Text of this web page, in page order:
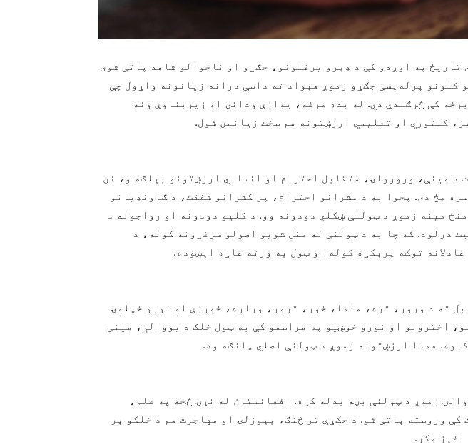
تاریخ په اوږدو کې د ډېرو یرغلونو، جګړو او ناخوالو شاهد پاتې شوی
کلونو پرله‌پسې جګړو زموږ هېواد ته داسې درانه زیانونه واړول چې
کې څرګندې دي. له بده مرغه، یوازې ودانۍ او زیربناوې ونه
کلتوري او تعلیمي ارزښتونه هم سخت زیانمن شول.
د مینې، ورورولۍ، متقابل احترام او انساني ارزښتونو بېلګه و، نن
مخ دی. پخوا به د مشرانو احترام، پر کشرانو شفقت، د ګاونډیانو
مینه زموږ د ټولنې ښکلي دودونه وو. د کلیو دودونه او رواجونه د
درلود. که چا به د ټولنې له منل شویو اصولو سرغړونه کوله، د
توګه پرېکړه کوله او ټول به ورته غاړه اېښوده.
ته د ورور، تره، ماما، خور، ترور، وراره، خورزې او نورو خپلوۍ
اخترونو او نورو خوښیو په مراسمو کې به ټول خلک د یووالي، مینې
کاوه. همدا ارزښتونه زموږ د ټولنې اصلي پانګه وه.
زموږ د ټولنې بڼه بدله کړه. افغانستان له نړۍ څخه په علم،
کې وروسته پاتې شو. د جګړې تر څنګ، بېوزلۍ او مهاجرت هم د خلکو پر
وکړ.